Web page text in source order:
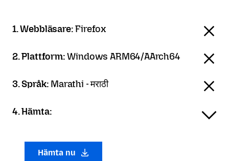
1. Webbläsare:Firefox
2. Plattform:Windows ARM64/AArch64
3. Språk: Marathi - मराठी
4. Hämta:
Hämta nu